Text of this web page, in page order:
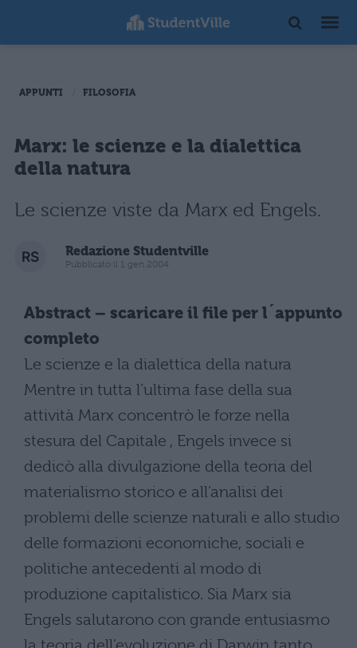
APPUNTI FILOSOFIA
Marx: le scienze e la dialettica
della natura
Le scienze viste da Marx ed Engels.
Redazione Studentville
Pubblicato il 1 gen 2004
Abstract – scaricare il file per l´appunto
completo
Le scienze e la dialettica della natura
Mentre in tutta l’ultima fase della sua
attività Marx concentrò le forze nella
stesura del Capitale , Engels invece si
dedicò alla divulgazione della teoria del
materialismo storico e all’analisi dei
problemi delle scienze naturali e allo studio
delle formazioni economiche, sociali e
politiche antecedenti al modo di
produzione capitalistico. Sia Marx sia
Engels salutarono con grande entusiasmo